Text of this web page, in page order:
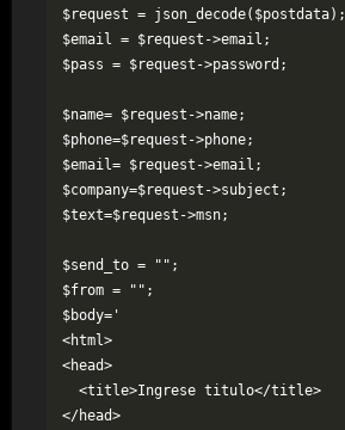
$request = json_decode($postdata);
$email = $request->email;
$pass = $request->password;
$name= $request->name;
$phone=$request->phone;
$email= $request->email;
$company=$request->subject;
$text=$request->msn;
$send_to = "";
$from = "";
$body='
<html>
<head>
  <title>Ingrese titulo</title>
</head>